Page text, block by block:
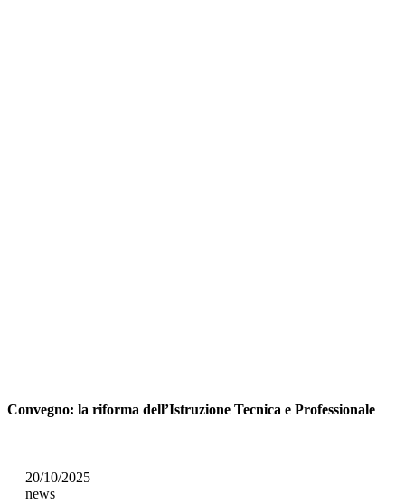
Convegno: la riforma dell’Istruzione Tecnica e Professionale
20/10/2025
news